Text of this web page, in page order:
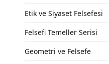
Etik ve Siyaset Felsefesi
Felsefi Temeller Serisi
Geometri ve Felsefe